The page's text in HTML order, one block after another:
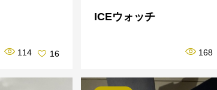
114 16
ICEウォッチ
168